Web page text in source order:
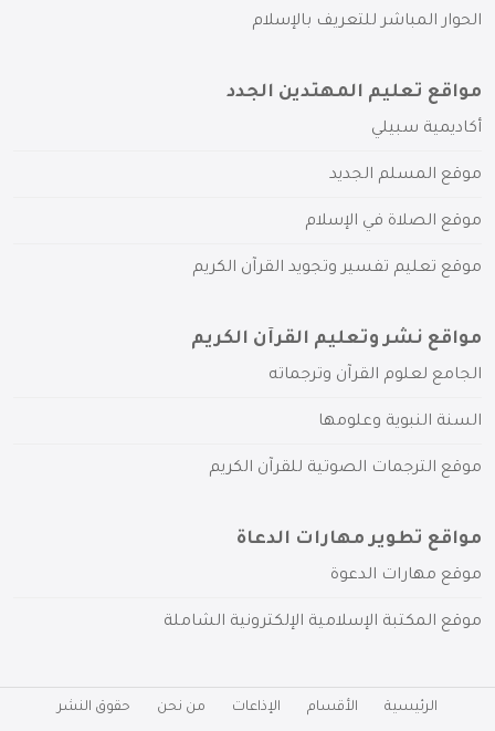
الحوار المباشر للتعريف بالإسلام
مواقع تعليم المهتدين الجدد
أكاديمية سبيلي
موقع المسلم الجديد
موقع الصلاة في الإسلام
موقع تعليم تفسير وتجويد القرآن الكريم
مواقع نشر وتعليم القرآن الكريم
الجامع لعلوم القرآن وترجماته
السنة النبوية وعلومها
موقع الترجمات الصوتية للقرآن الكريم
مواقع تطوير مهارات الدعاة
موقع مهارات الدعوة
موقع المكتبة الإسلامية الإلكترونية الشاملة
الرئيسية الأقسام الإذاعات من نحن حقوق النشر